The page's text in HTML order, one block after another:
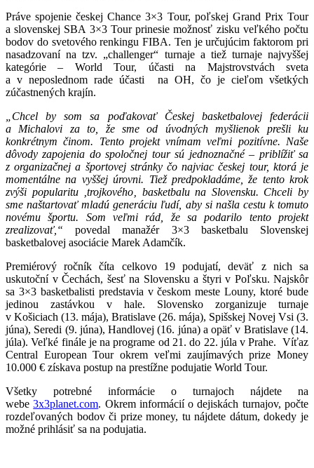
Práve spojenie českej Chance 3×3 Tour, poľskej Grand Prix Tour
a slovenskej SBA 3×3 Tour prinesie možnosť zisku veľkého počtu
bodov do svetového renkingu FIBA. Ten je určujúcim faktorom pri
nasadzovaní na tzv. „challenger“ turnaje a tiež turnaje najvyššej
kategórie – World Tour, účasti na Majstrovstvách sveta
a v neposlednom rade účasti na OH, čo je cieľom všetkých
zúčastnených krajín.
„Chcel by som sa poďakovať Českej basketbalovej federácii
a Michalovi za to, že sme od úvodných myšlienok prešli ku
konkrétnym činom. Tento projekt vnímam veľmi pozitívne. Naše
dôvody zapojenia do spoločnej tour sú jednoznačné – priblížiť sa
z organizačnej a športovej stránky čo najviac českej tour, ktorá je
momentálne na vyššej úrovni. Tiež predpokladáme, že tento krok
zvýši popularitu ‚trojkového‚ basketbalu na Slovensku. Chceli by
sme naštartovať mladú generáciu ľudí, aby si našla cestu k tomuto
novému športu. Som veľmi rád, že sa podarilo tento projekt
zrealizovať,“ povedal manažér 3×3 basketbalu Slovenskej
basketbalovej asociácie Marek Adamčík.
Premiérový ročník číta celkovo 19 podujatí, deväť z nich sa
uskutoční v Čechách, šesť na Slovensku a štyri v Poľsku. Najskôr
sa 3×3 basketbalisti predstavia v českom meste Louny, ktoré bude
jedinou zastávkou v hale. Slovensko zorganizuje turnaje
v Košiciach (13. mája), Bratislave (26. mája), Spišskej Novej Vsi (3.
júna), Seredi (9. júna), Handlovej (16. júna) a opäť v Bratislave (14.
júla). Veľké finále je na programe od 21. do 22. júla v Prahe. Víťaz
Central European Tour okrem veľmi zaujímavých prize Money
10.000 € získava postup na prestížne podujatie World Tour.
Všetky potrebné informácie o turnajoch nájdete na
webe3x3planet.com. Okrem informácií o dejiskách turnajov, počte
rozdeľovaných bodov či prize money, tu nájdete dátum, dokedy je
možné prihlásiť sa na podujatia.